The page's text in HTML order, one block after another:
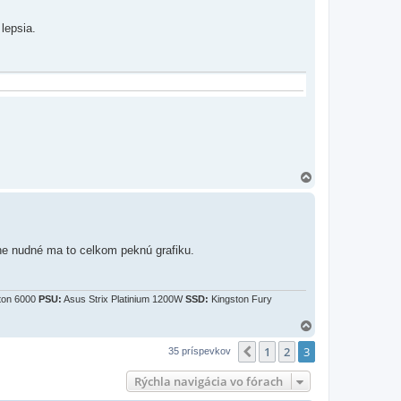
nudné ma to celkom peknú grafiku.
6000 PSU: Asus Strix Platinium 1200WSSD: Kingston Fury
e
35 príspevkov Predchádzajúci
1 2 3
Rýchla navigácia vo fórach